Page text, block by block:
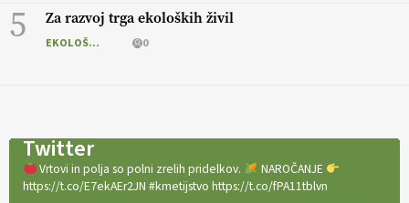
5 Za razvoj trga ekoloških živil
EKOLOŠKO LOGIČNO 0
Twitter
Vrtovi in polja so polni zrelih pridelkov.
NAROČANJE
https://t.co/E7ekAEr2JN #kmetijstvo https://t.co/fPA11tblvn